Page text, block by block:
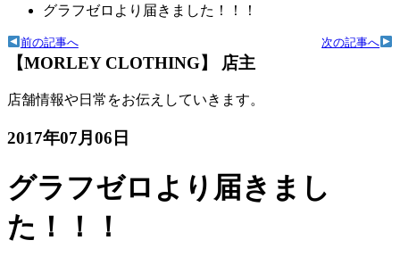
グラフゼロより届きました！！！
次の記事へ
前の記事へ
【MORLEY CLOTHING】 店主
店舗情報や日常をお伝えしていきます。
2017年07月06日
グラフゼロより届きまし
た！！！